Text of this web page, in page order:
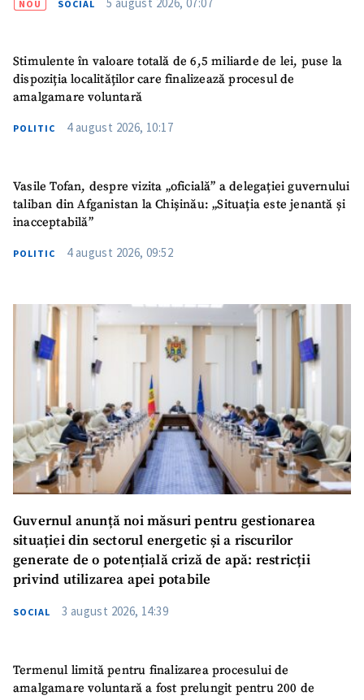
NOU SOCIAL
Stimulente în valoare totală de 6,5 miliarde de lei, puse la
dispoziția localităților care finalizează procesul de
amalgamare voluntară
POLITIC 4 august 2026, 10:17
Vasile Tofan, despre vizita „oficială” a delegației guvernului
taliban din Afganistan la Chișinău: „Situația este jenantă și
inacceptabilă”
POLITIC 4 august 2026, 09:52
Guvernul anunță noi măsuri pentru gestionarea
situației din sectorul energetic și a riscurilor
generate de o potențială criză de apă: restricții
privind utilizarea apei potabile
SOCIAL 3 august 2026, 14:39
Termenul limită pentru finalizarea procesului de
amalgamare voluntară a fost prelungit pentru 200 de